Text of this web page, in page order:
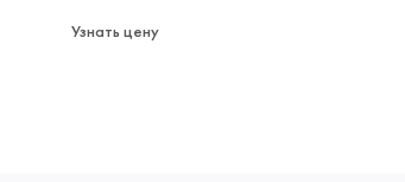
Узнать цену